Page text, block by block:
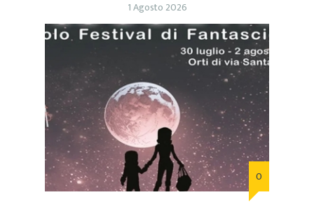
1 Agosto 2026
0